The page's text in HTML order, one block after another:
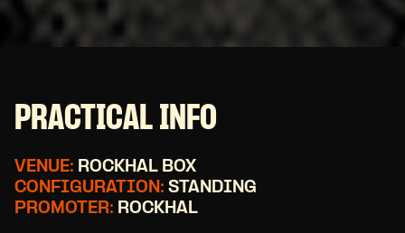
PRACTICAL INFO
VENUE: ROCKHAL BOX
CONFIGURATION: STANDING
PROMOTER: ROCKHAL